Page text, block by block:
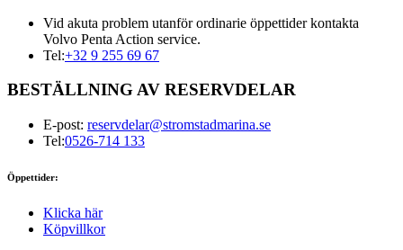
Vid akuta problem utanför ordinarie öppettider kontakta
Volvo Penta Action service.
Tel:+32 9 255 69 67
BESTÄLLNING AV RESERVDELAR
E-post: reservdelar@stromstadmarina.se
Tel:0526-714 133
Öppettider:
Klicka här
Köpvillkor